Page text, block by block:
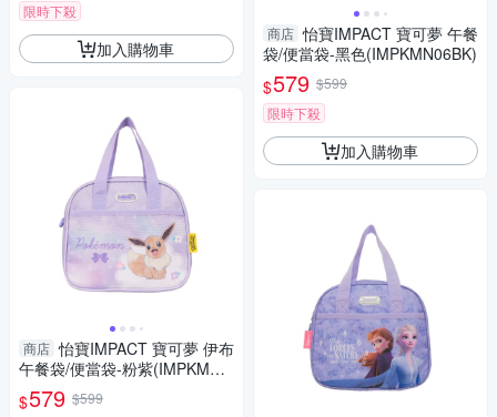
限時下殺
加入購物車
商店 怡寶IMPACT 寶可夢 伊布
午餐袋/便當袋-粉紫(IMPKMN0
7PL)
$579 $599
商店 怡寶IMPACT 寶可夢 午餐
袋/便當袋-黑色(IMPKMN06BK)
$579 $599
限時下殺
加入購物車